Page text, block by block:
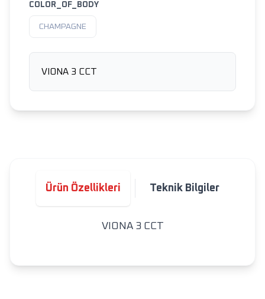
COLOR_OF_BODY
CHAMPAGNE
VIONA 3 CCT
Ürün Özellikleri Teknik Bilgiler
VIONA 3 CCT